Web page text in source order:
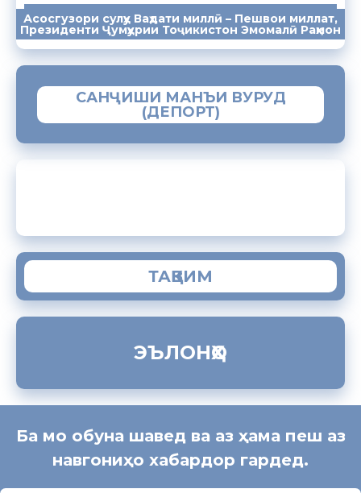
Асосгузори сулҳу Ваҳдати миллӣ – Пешвои миллат,
Президенти Ҷумҳурии Тоҷикистон Эмомалӣ Раҳмон
ПАЁМҲО СУХАНРОНИҲО СОМОНА
САНҶИШИ МАНЪИ ВУРУД
(ДЕПОРТ)
ТАҚВИМ
ЭЪЛОНҲО
Ба мо обуна шавед ва аз ҳама пеш аз
навгониҳо хабардор гардед.